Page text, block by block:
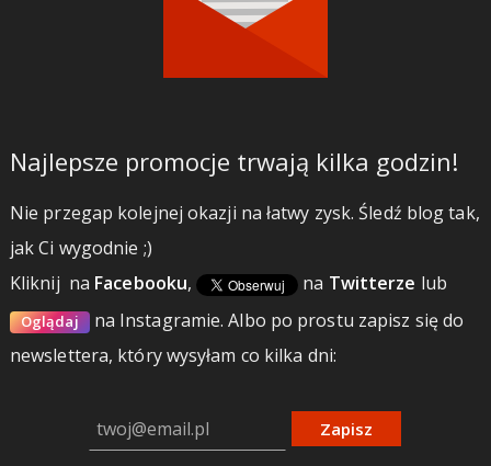
Najlepsze promocje trwają kilka godzin!
Nie przegap kolejnej okazji na łatwy zysk. Śledź blog tak,
jak Ci wygodnie ;)
Kliknij na Facebooku, na Twitterze lub
Oglądaj na Instagramie.Albo po prostu zapisz się do
newslettera, który wysyłam co kilka dni:
Zapisz